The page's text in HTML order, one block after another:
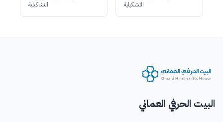
التشكيلية
التشكيلية
البيت الحرفي العماني